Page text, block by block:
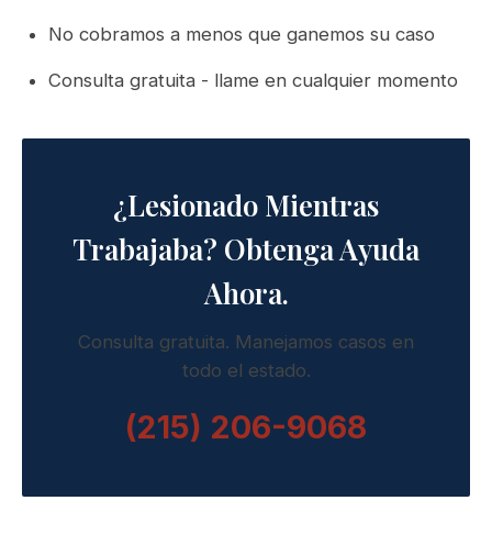
No cobramos a menos que ganemos su caso
Consulta gratuita - llame en cualquier momento
¿Lesionado Mientras
Trabajaba? Obtenga Ayuda
Ahora.
Consulta gratuita. Manejamos casos en
todo el estado.
(215) 206-9068